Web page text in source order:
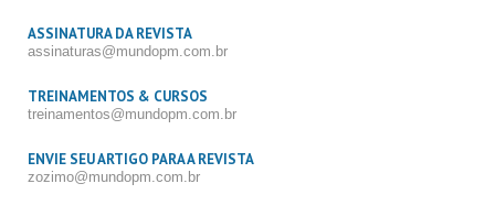
ASSINATURA DA REVISTA
assinaturas@mundopm.com.br
TREINAMENTOS & CURSOS
treinamentos@mundopm.com.br
ENVIE SEU ARTIGO PARA A REVISTA
zozimo@mundopm.com.br